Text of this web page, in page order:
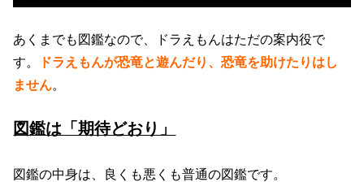
あくまでも図鑑なので、ドラえもんはただの案内役で
す。
ドラえもんが恐竜と遊んだり、恐竜を助けたりはし
ません。
図鑑は「期待どおり」
図鑑の中身は、良くも悪くも普通の図鑑です。